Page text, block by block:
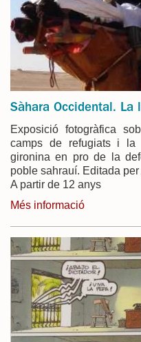
Sàhara Occidental. La
Exposició fotogràfica
camps de refugiats i la
gironina en pro de la
poble sahrauí. Editada
A partir de 12 anys
Més informació